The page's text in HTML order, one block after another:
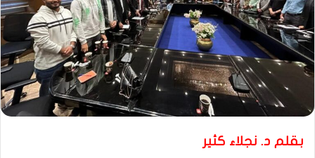
بقلم د. نجلاء كثير